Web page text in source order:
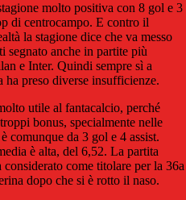
molto positiva con 8 gol e 3
di centrocampo. E contro il
la stagione dice che va messo
segnato anche in partite più
e Inter. Quindi sempre sì a
ha preso diverse insufficienze.
utile al fantacalcio, perché
bonus, specialmente nelle
comunque da 3 gol e 4 assist.
è alta, del 6,52. La partita
come titolare per la 36a
dopo che si è rotto il naso.